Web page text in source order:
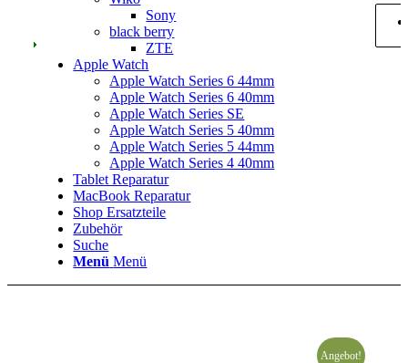
Sony
black berry
ZTE
Apple Watch
Apple Watch Series 6 44mm
Apple Watch Series 6 40mm
Apple Watch Series SE
Apple Watch Series 5 40mm
Apple Watch Series 5 44mm
Apple Watch Series 4 40mm
Tablet Reparatur
MacBook Reparatur
Shop Ersatzteile
Zubehör
Suche
Menü Menü
Angebot!